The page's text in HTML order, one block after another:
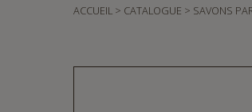
ACCUEIL CATALOGUE SAVONS